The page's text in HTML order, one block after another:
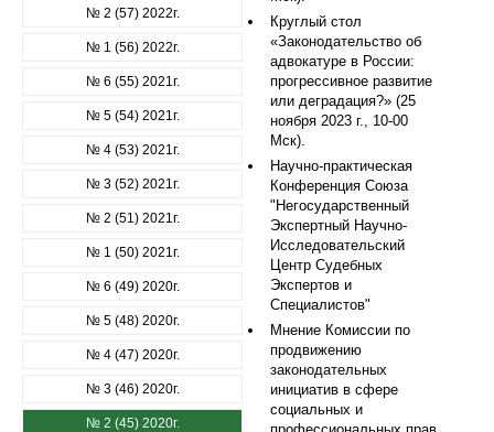
№ 2 (57) 2022г.
№ 1 (56) 2022г.
№ 6 (55) 2021г.
№ 5 (54) 2021г.
№ 4 (53) 2021г.
№ 3 (52) 2021г.
№ 2 (51) 2021г.
№ 1 (50) 2021г.
№ 6 (49) 2020г.
№ 5 (48) 2020г.
№ 4 (47) 2020г.
№ 3 (46) 2020г.
№ 2 (45) 2020г.
Круглый стол
«Законодательство об
адвокатуре в России:
прогрессивное развитие
или деградация?» (25
ноября 2023 г., 10-00
Мск).
Научно-практическая
Конференция Союза
"Негосударственный
Экспертный Научно-
Исследовательский
Центр Судебных
Экспертов и
Специалистов"
Мнение Комиссии по
продвижению
законодательных
инициатив в сфере
социальных и